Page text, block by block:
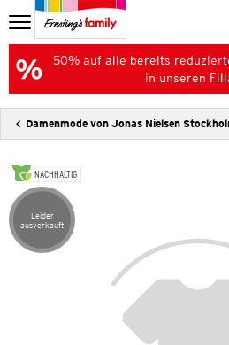
50% auf alle bereits
in unseren
Damenmode von Jonas Nielsen
NACHHALTIG
Artikel leider ausverkauft
Leider
ausverkauft